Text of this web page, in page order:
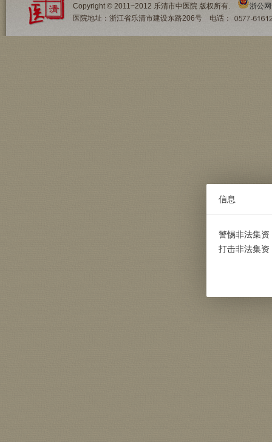
Copyright © 2011~2012 乐清市中医院 版权所有.
浙公
医院地址：浙江省乐清市建设东路206号 电话：
信息
警惕非法集
打击非法集